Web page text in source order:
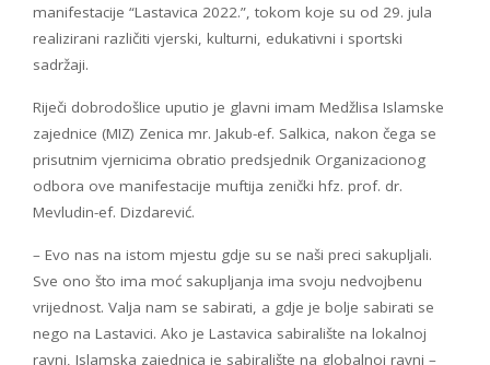
manifestacije “Lastavica 2022.”, tokom koje su od 29. jula
realizirani različiti vjerski, kulturni, edukativni i sportski
sadržaji.
Riječi dobrodošlice uputio je glavni imam Medžlisa Islamske
zajednice (MIZ) Zenica mr. Jakub-ef. Salkica, nakon čega se
prisutnim vjernicima obratio predsjednik Organizacionog
odbora ove manifestacije muftija zenički hfz. prof. dr.
Mevludin-ef. Dizdarević.
– Evo nas na istom mjestu gdje su se naši preci sakupljali.
Sve ono što ima moć sakupljanja ima svoju nedvojbenu
vrijednost. Valja nam se sabirati, a gdje je bolje sabirati se
nego na Lastavici. Ako je Lastavica sabiralište na lokalnoj
ravni, Islamska zajednica je sabiralište na globalnoj ravni –